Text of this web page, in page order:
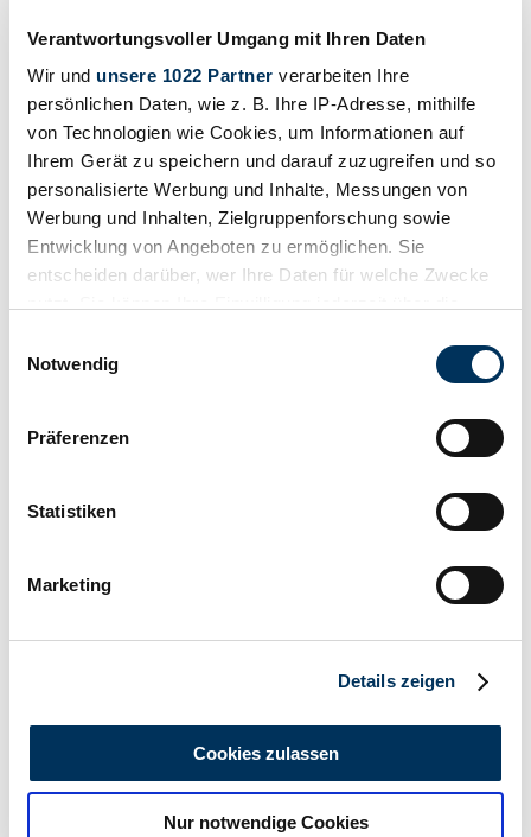
Verantwortungsvoller Umgang mit Ihren Daten
Wir und unsere 1022 Partner verarbeiten Ihre
persönlichen Daten, wie z. B. Ihre IP-Adresse, mithilfe
von Technologien wie Cookies, um Informationen auf
Ihrem Gerät zu speichern und darauf zuzugreifen und so
personalisierte Werbung und Inhalte, Messungen von
Werbung und Inhalten, Zielgruppenforschung sowie
Entwicklung von Angeboten zu ermöglichen. Sie
entscheiden darüber, wer Ihre Daten für welche Zwecke
Trigger Symbol ändern oder widerrufen
Informationen über Ihre geografische Lage
können
bestimmten Merkmalen (Fingerprinting) identifizieren
Erfahren Sie mehr darüber, wie Ihre persönlichen Daten
analysieren. Außerdem geben wir Informationen zu Ihrer
Verwendung unserer Website an unsere Partner für
Notwendig
Präferenzen
Statistiken
Marketing
Details zeigen
Cookies zulassen
Nur notwendige Cookies
Rennwagen
Leistung (kW/PS)